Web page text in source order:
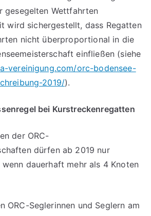
gesegelten Wettfahrten
wird sichergestellt, dass Regatten
nicht überproportional in die
einfließen (siehe
vereinigung.com/orc-bodensee-
2019/).
bei Kurstreckenregatten
der ORC-
dürfen ab 2019 nur
dauerhaft mehr als 4 Knoten
ORC-Seglerinnen und Seglern am